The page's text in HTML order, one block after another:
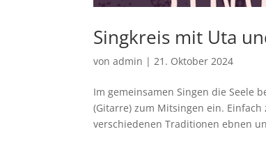
Singkreis mit Uta
vonadmin |21. Oktober 2024
Im gemeinsamen Singen die Seele
(Gitarre) zum Mitsingen ein.
verschiedenen Traditionen ebnen